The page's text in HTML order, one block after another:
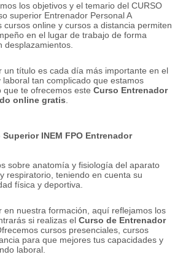
los objetivos y el temario del CURSO
superior Entrenador Personal A
cursos online y cursos a distancia permiten
en el lugar de trabajo de forma
desplazamientos.
un título es cada día más importante en el
tan complicado que estamos
que te ofrecemos este Curso Entrenador
online gratis
INEM FPO Entrenador
sobre anatomía y fisiología del aparato
respiratorio, teniendo en cuenta su
física y deportiva.
en nuestra formación, aquí reflejamos los
si realizas el Curso de Entrenador
cursos presenciales, cursos
para que mejores tus capacidades y
laboral.